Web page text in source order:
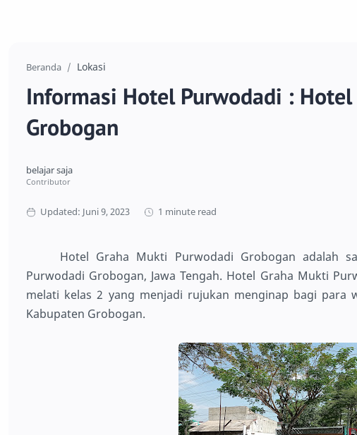
Beranda Lokasi
Informasi Hotel Purwodadi :
Grobogan
1 minute read
Hotel Graha Mukti Purwodadi Grobogan adalah
Purwodadi Grobogan, Jawa Tengah. Hotel Graha Mukti
melati kelas 2 yang menjadi rujukan menginap bagi para
Kabupaten Grobogan.